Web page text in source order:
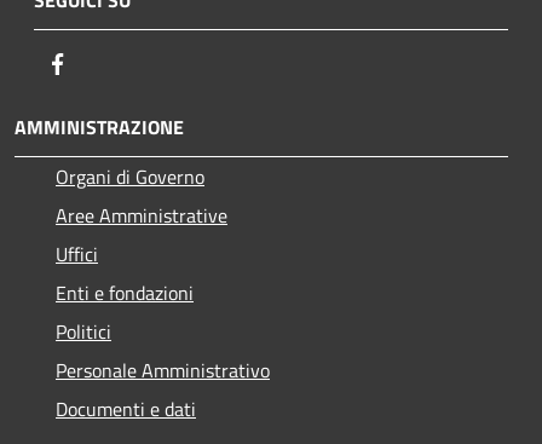
AMMINISTRAZIONE
Organi di Governo
Aree Amministrative
Uffici
Enti e fondazioni
Politici
Personale Amministrativo
Documenti e dati